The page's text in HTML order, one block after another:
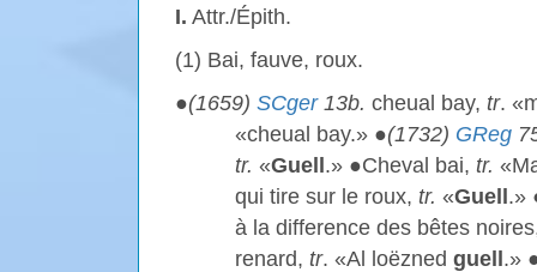
I. Attr./Épith.
(1) Bai, fauve, roux.
●(1659) SCger13b. cheual bay, tr.
«cheual bay.» ●(1732) GReg
tr. «Guell .» ●Cheval bai, tr.
qui tire sur le roux, tr. «Guell .»
à la difference des bêtes
renard, tr. «Al loëzned guell .»